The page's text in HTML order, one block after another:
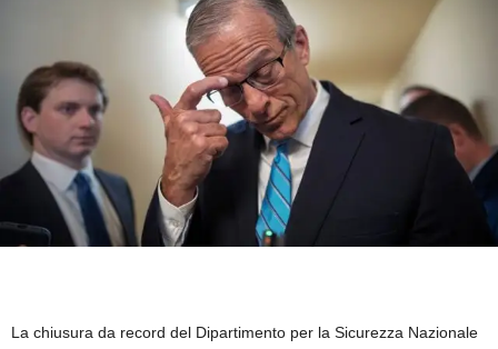
La chiusura da record del Dipartimento per la Sicurezza Nazionale